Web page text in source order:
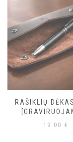
RAŠIKLIŲ
19.00 €